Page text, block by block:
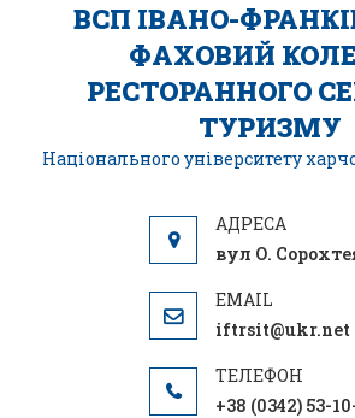
ВСП ІВАНО-
ФАХОВИЙ
РЕСТОРАННОГО
ТУРИЗМУ
Національного університету
вул О.
iftrsit@ukr.net
+38 (0342) 53-